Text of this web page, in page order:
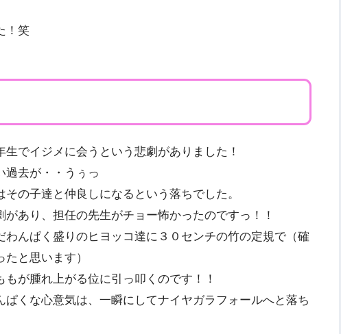
！笑
でイジメに会うという悲劇がありました！
過去が・・うぅっ
の子達と仲良しになるという落ちでした。
あり、担任の先生がチョー怖かったのですっ！！
んぱく盛りのヒヨッコ達に３０センチの竹の定規で（確
と思います）
が腫れ上がる位に引っ叩くのです！！
ぱくな心意気は、一瞬にしてナイヤガラフォールへと落ち